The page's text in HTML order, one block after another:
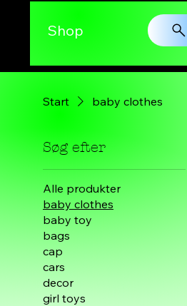
Shop
Start baby clothes
Søg efter
Alle produkter
baby clothes
baby toy
bags
cap
cars
decor
girl toys